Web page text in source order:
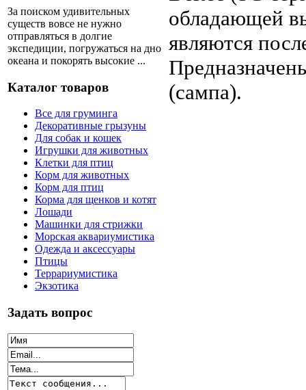
За поиском удивительных
существ вовсе не нужно
отправляться в долгие
экспедиции, погружаться на дно
океана и покорять высокие ...
Каталог товаров
Все для груминга
Декоративные грызуны
Для собак и кошек
Игрушки для животных
Клетки для птиц
Корм для животных
Корм для птиц
Корма для щенков и котят
Лошади
Машинки для стрижки
Морская аквариумистика
Одежда и аксессуары
Птицы
Террариумистика
Экзотика
Задать вопрос
обладающей
являются
(сампа).